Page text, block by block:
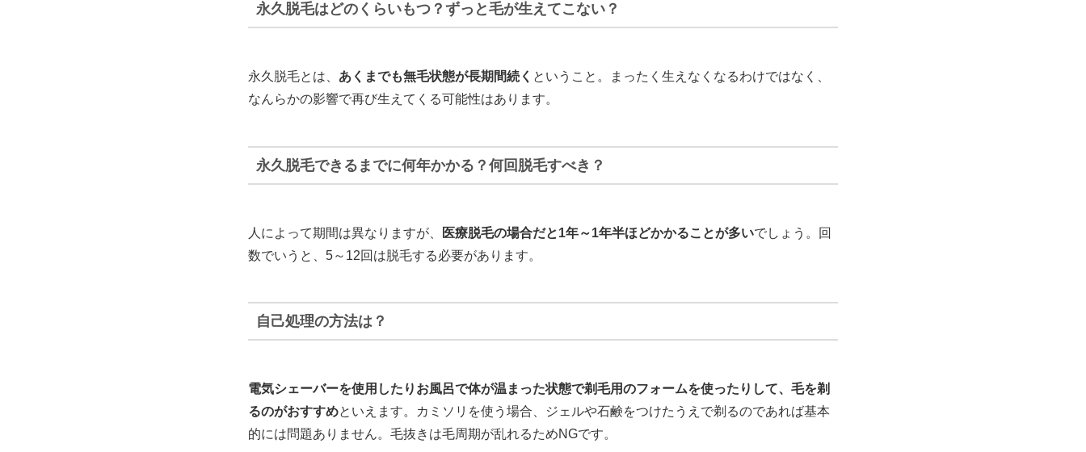
永久脱毛はどのくらいもつ？ずっと毛が生えてこない？
永久脱毛とは、 あくまでも無毛状態が長期間続く ということ。まったく生えなくなるわけではなく、
なんらかの影響で再び生えてくる可能性はあります。
永久脱毛できるまでに何年かかる？何回脱毛すべき？
人によって期間は異なりますが、 医療脱毛の場合だと1年～1年半ほどかかることが多いでしょう。回
数でいうと、5～12回は脱毛する必要があります。
自己処理の方法は？
電気シェーバーを使用したりお風呂で体が温まった状態で剃毛用のフォームを使ったりして、毛を剃
るのがおすすめといえます。カミソリを使う場合、ジェルや石鹸をつけたうえで剃るのであれば基本
的には問題ありません。毛抜きは毛周期が乱れるためNGです。